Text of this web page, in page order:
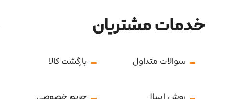
خدمات مشتریان
سوالات متداول بازگشت کالا